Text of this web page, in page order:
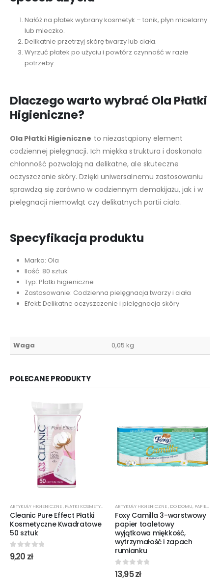
Nałóż na płatek wybrany kosmetyk – tonik, płyn micelarny
lub mleczko.
Delikatnie przetrzyj skórę twarzy lub ciała.
Wyrzuć płatek po użyciu i powtórz czynność w razie
potrzeby.
Dlaczego warto wybrać Ola Płatki
Higieniczne?
Ola Płatki Higieniczne to niezastąpiony element
codziennej pielęgnacji. Ich miękka struktura i doskonała
chłonność pozwalają na delikatne, ale skuteczne
oczyszczanie skóry. Dzięki uniwersalnemu zastosowaniu
sprawdzą się zarówno w codziennym demakijażu, jak i w
pielęgnacji niemowląt czy delikatnych partii ciała.
Specyfikacja produktu
Marka: Ola
Ilość: 80 sztuk
Typ: Płatki higieniczne
Zastosowanie: Codzienna pielęgnacja twarzy i ciała
Efekt: Delikatne oczyszczenie i pielęgnacja skóry
Waga 0,05 kg
POLECANE PRODUKTY
ARTYKUŁY HIGIENICZNE, PŁATKI KOSMETYCZNE
Cleanic Pure Effect Płatki
Kosmetyczne Kwadratowe
50 sztuk
0out of 5
9,20 zł
ARTYKUŁY HIGIENICZNE, DO DOMU, PAPIER TOALETOWY
Foxy Camilla 3-warstwowy
papier toaletowy
wyjątkowa miękkość,
wytrzymałość i zapach
rumianku
0out of 5
13,95zł